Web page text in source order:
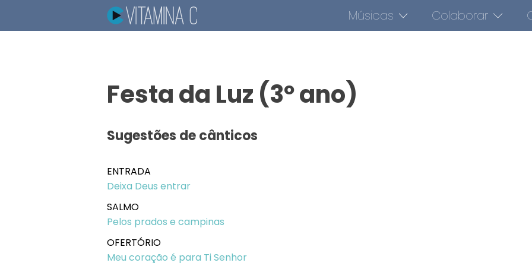
Músicas Colaborar
Festa da Luz (3º ano)
Sugestões de cânticos
ENTRADA
Deixa Deus entrar
SALMO
Pelos prados e campinas
OFERTÓRIO
Meu coração é para Ti Senhor